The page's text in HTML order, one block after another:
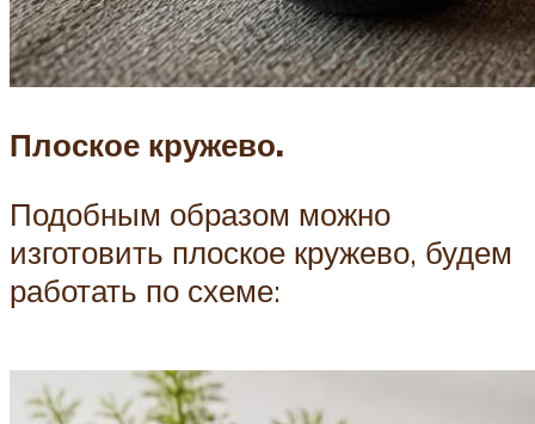
Плоское кружево.
Подобным образом можно
изготовить плоское кружево, будем
работать по схеме: